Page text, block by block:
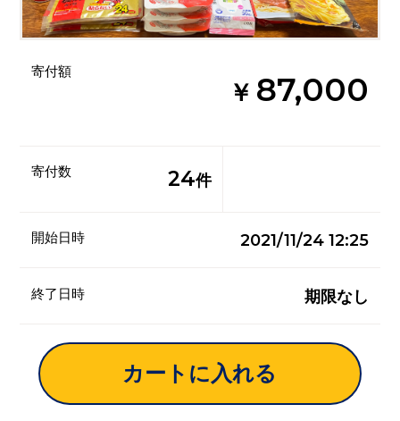
寄付額
￥ 87,000
寄付数 24件
開始日時 2021/11/24 12:25
終了日時 期限なし
カートに入れる